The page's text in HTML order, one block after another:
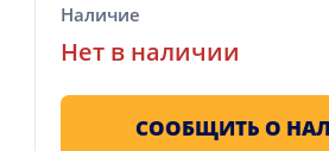
Наличие
Нет в наличии
СООБЩИТЬ О